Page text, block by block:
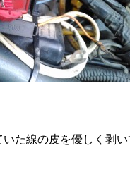
いた線の皮を優しく剥い